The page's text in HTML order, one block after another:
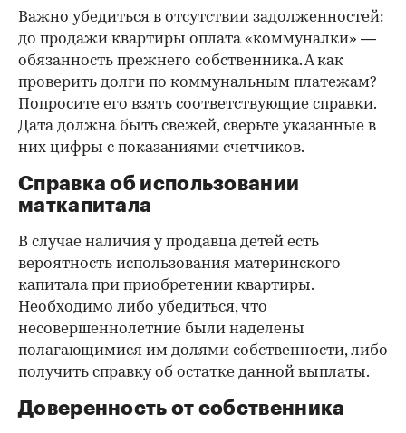
Важно убедиться в отсутствии задолженностей:
до продажи квартиры оплата «коммуналки» —
обязанность прежнего собственника. А как
проверить долги по коммунальным платежам?
Попросите его взять соответствующие справки.
Дата должна быть свежей, сверьте указанные в
них цифры с показаниями счетчиков.
Справка об использовании
маткапитала
В случае наличия у продавца детей есть
вероятность использования материнского
капитала при приобретении квартиры.
Необходимо либо убедиться, что
несовершеннолетние были наделены
полагающимися им долями собственности, либо
получить справку об остатке данной выплаты.
Доверенность от собственника